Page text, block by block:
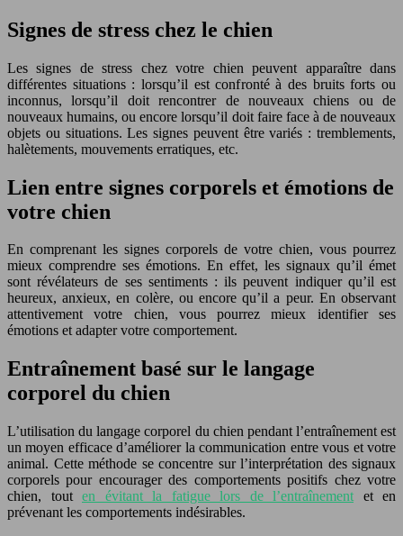
Signes de stress chez le chien
Les signes de stress chez votre chien peuvent apparaître dans
différentes situations : lorsqu’il est confronté à des bruits forts ou
inconnus, lorsqu’il doit rencontrer de nouveaux chiens ou de
nouveaux humains, ou encore lorsqu’il doit faire face à de nouveaux
objets ou situations. Les signes peuvent être variés : tremblements,
halètements, mouvements erratiques, etc.
Lien entre signes corporels et émotions de
votre chien
En comprenant les signes corporels de votre chien, vous pourrez
mieux comprendre ses émotions. En effet, les signaux qu’il émet
sont révélateurs de ses sentiments : ils peuvent indiquer qu’il est
heureux, anxieux, en colère, ou encore qu’il a peur. En observant
attentivement votre chien, vous pourrez mieux identifier ses
émotions et adapter votre comportement.
Entraînement basé sur le langage
corporel du chien
L’utilisation du langage corporel du chien pendant l’entraînement est
un moyen efficace d’améliorer la communication entre vous et votre
animal. Cette méthode se concentre sur l’interprétation des signaux
corporels pour encourager des comportements positifs chez votre
chien, tout en évitant la fatigue lors de l’entraînement et en
prévenant les comportements indésirables.